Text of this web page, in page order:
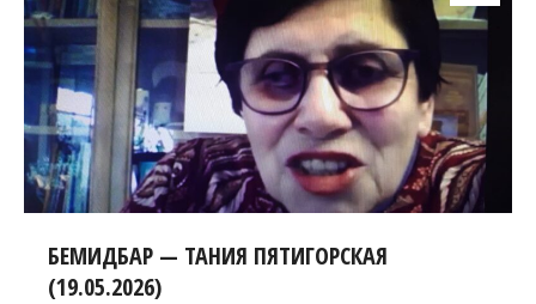
БЕМИДБАР — ТАНИЯ ПЯТИГОРСКАЯ
(19.05.2026)